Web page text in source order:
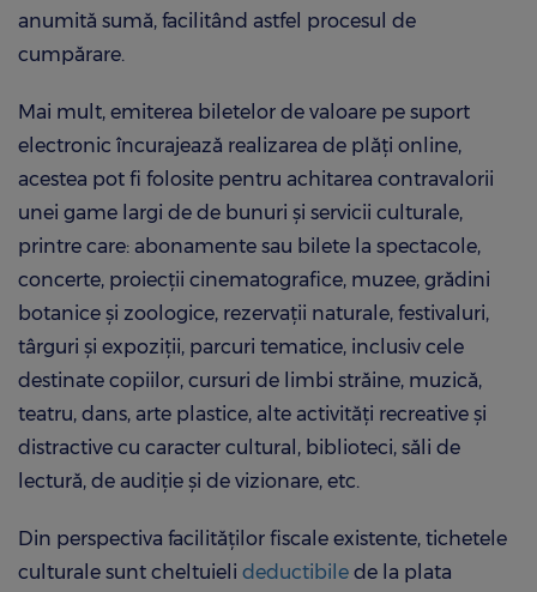
anumită sumă, facilitând astfel procesul de
cumpărare.
Mai mult, emiterea biletelor de valoare pe suport
electronic încurajează realizarea de plăţi online,
acestea pot fi folosite pentru achitarea contravalorii
unei game largi de de bunuri și servicii culturale,
printre care: abonamente sau bilete la spectacole,
concerte, proiecții cinematografice, muzee, grădini
botanice şi zoologice, rezervații naturale, festivaluri,
târguri şi expoziții, parcuri tematice, inclusiv cele
destinate copiilor, cursuri de limbi străine, muzică,
teatru, dans, arte plastice, alte activități recreative şi
distractive cu caracter cultural, biblioteci, săli de
lectură, de audiţie şi de vizionare, etc.
Din perspectiva facilităţilor fiscale existente, tichetele
culturale sunt cheltuieli deductibile de la plata